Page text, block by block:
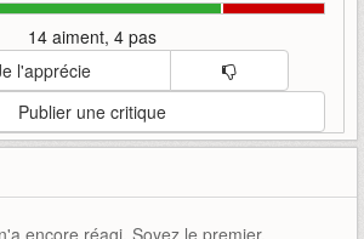
14 aiment, 4 pas
l'apprécie
Publier une critique
encore réagi. Soyez le premier.